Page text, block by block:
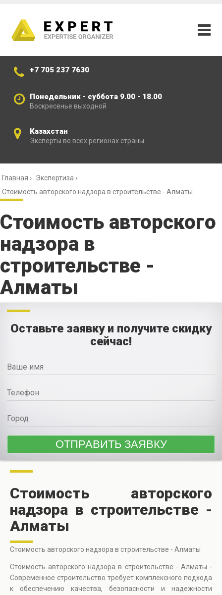
+7 705 237 7630
Понедельник - суббота 9.00 - 18.00
Воскресенье выходной
Казахстан
Эксперты во всех регионах страны
Главная › Экспертиза ›
Стоимость авторского надзора в строительстве - Алматы
Стоимость авторского
надзора в
строительстве -
Алматы
Оставьте заявку и получите скидку
сейчас!
Стоимость авторского
надзора в строительстве -
Алматы
Стоимость авторского надзора в строительстве - Алматы
Стоимость авторского надзора в строительстве - Алматы -
Современное строительство требует комплексного подхода
к обеспечению качества, безопасности и надежности